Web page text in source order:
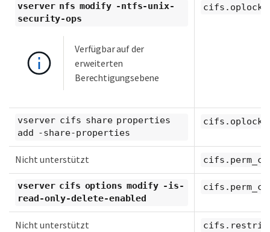
vserver nfs modify -ntfs-unix-
security-ops
Verfügbar auf der
erweiterten
Berechtigungsebene
vserver cifs share properties
add -share-properties
Nicht unterstützt
vserver cifs options modify -is-
read-only-delete-enabled
Nicht unterstützt